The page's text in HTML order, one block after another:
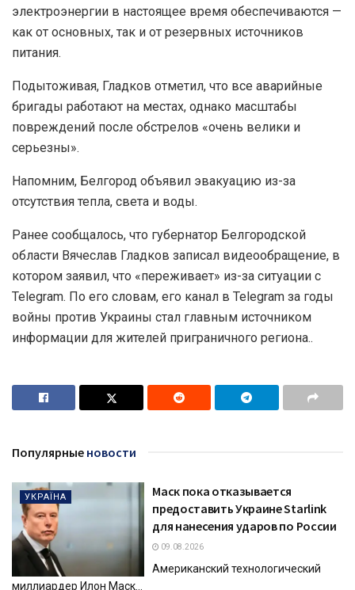
электроэнергии в настоящее время обеспечиваются —
как от основных, так и от резервных источников
питания.
Подытоживая, Гладков отметил, что все аварийные
бригады работают на местах, однако масштабы
повреждений после обстрелов «очень велики и
серьезны».
Напомним, Белгород объявил эвакуацию из-за
отсутствия тепла, света и воды.
Ранее сообщалось, что губернатор Белгородской
области Вячеслав Гладков записал видеообращение, в
котором заявил, что «переживает» из-за ситуации с
Telegram. По его словам, его канал в Telegram за годы
войны против Украины стал главным источником
информации для жителей приграничного региона..
Популярные новости
УКРАЇНА
Маск пока отказывается
предоставить Украине Starlink
для нанесения ударов по России
09.08.2026
Американский технологический
миллиардер Илон Маск...